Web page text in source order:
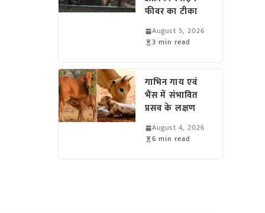
फीवर का टीका
August 5, 2026
3 min read
गाभिन गाय एवं
भैंस में संभावित
प्रसव के लक्षण
August 4, 2026
6 min read